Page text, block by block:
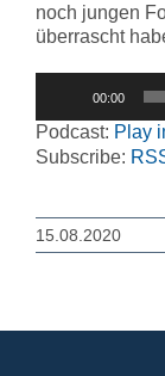
noch jungen
überrascht
00:00
Podcast: Play
Subscribe:
15.08.2020